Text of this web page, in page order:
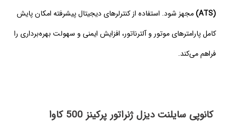
(ATS)
مجهز شود. استفاده از کنترلرهای دیجیتال پیشرفته امکان پایش
کامل پارامترهای موتور و آلترناتور، افزایش ایمنی و سهولت بهره‌برداری را
فراهم می‌کند.
کانوپی سایلنت دیزل ژنراتور پرکینز 500 کاوا